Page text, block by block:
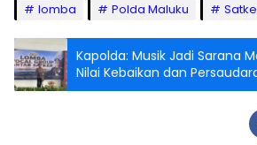
lomba
Polda Maluku
Kapolda: Musik Jadi Sarana
Nilai Kebaikan dan